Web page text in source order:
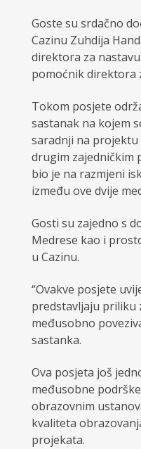
Goste su srdačno
Cazinu Zuhdija
direktora za
pomoćnik direktora
Tokom posjete
sastanak na kojem
saradnji na projektu
drugim zajedničkim
bio je na razmjeni
između ove dvije
Gosti su zajedno s
Medrese kao i
u Cazinu.
“Ovakve posjete
predstavljaju priliku
međusobno
sastanka.
Ova posjeta još
međusobne
obrazovnim
kvaliteta
projekata.